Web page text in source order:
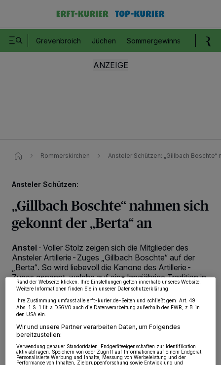
Grevenbroich Jüchen Sommergewinnspiel
Rommerskirchen Ansteler Schützen: „Gillbach Boschte“
Ansteler Schützen:
„Gillbach Boschte“ nahmen sich
gekonnt der „Berta“ an
Anstel · Voller Stolz zeigen sich die Mitglieder des
Ansteler Artillerie-Zuges „Gillbach Boschte“ auf der
„Berta“. So wird liebevoll die Kanone des Artillerie-
Zuges genannt, welche auf eine langjährige Tradition in
der Schützen-Bruderschaft zurückblicken kann.
29.10.2023 , 13:50 Uhr Eine Minute Lesezeit
Wir und unsere218
-Partner speichern und greifen auf personenbezogene Daten
Partner verarbeiten Daten, um Ihnen Dienste bereitzustellen“ aufgeführten
Zwecke. Wenn Tracker deaktiviert sind, sind manche Inhalte und Anzeigen
möglicherweise nicht mehr so relevant für Sie. Sie können dieses Menü jederzeit
wieder aufrufen, um Ihre Einstellungen zu ändern oder Ihre Einwilligung zu
widerrufen, indem Sie auf den Link Einstellungen oder Ablehnen am unteren
Rand der Webseite klicken. Ihre Einstellungen gelten innerhalb unseres Website.
Weitere Informationen finden Sie in unserer Datenschutzerklärung.
Ihre Zustimmung umfasst alle erft-kurier.de-Seiten und schließt gem. Art. 49
Abs. 1 S. 1 lit. a DSGVO auch die Datenverarbeitung außerhalb des EWR, z.B. in
den USA ein.
Wir und unsere Partner verarbeiten Daten, um Folgendes
bereitzustellen:
Verwendung genauer Standortdaten. Endgeräteeigenschaften zur Identifikation
aktiv abfragen. Speichern von oder Zugriff auf Informationen auf einem Endgerät.
Personalisierte Werbung und Inhalte, Messung von Werbeleistung und der
Performance von Inhalten, Zielgruppenforschung sowie Entwicklung und